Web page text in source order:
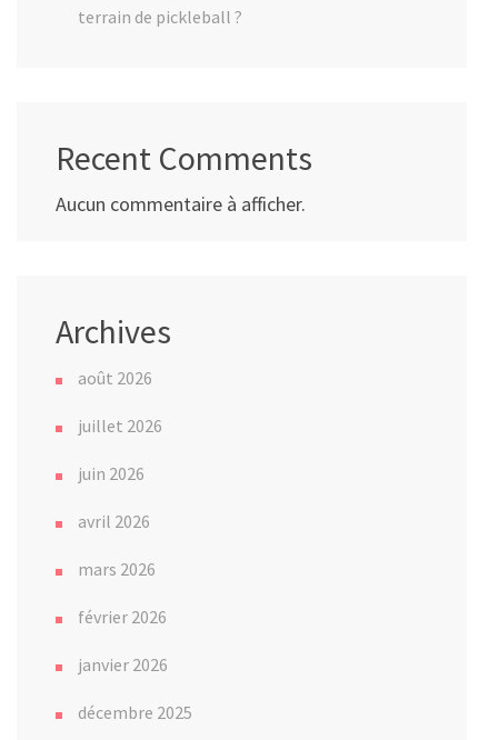
terrain de pickleball ?
Recent Comments
Aucun commentaire à afficher.
Archives
août 2026
juillet 2026
juin 2026
avril 2026
mars 2026
février 2026
janvier 2026
décembre 2025